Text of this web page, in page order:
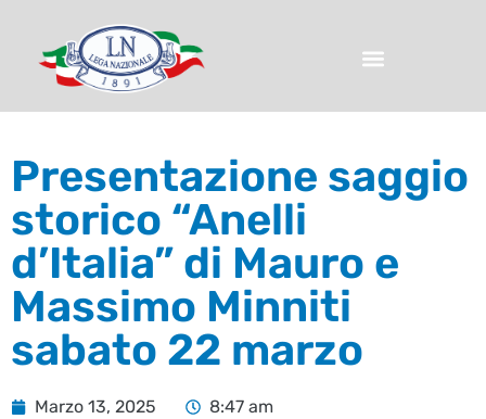
Presentazione saggio
storico “Anelli
d’Italia” di Mauro e
Massimo Minniti
sabato 22 marzo
Marzo 13, 2025 8:47 am